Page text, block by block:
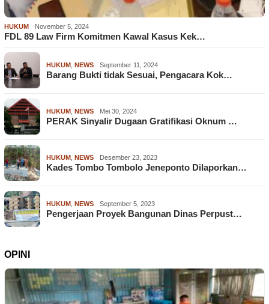
HUKUM November 5, 2024
FDL 89 Law Firm Komitmen Kawal Kasus Kek…
HUKUM NEWS September 11, 2024
Barang Bukti tidak Sesuai, Pengacara Kok…
HUKUM NEWS Mei 30, 2024
PERAK Sinyalir Dugaan Gratifikasi Oknum …
HUKUM NEWS Desember 23, 2023
Kades Tombo Tombolo Jeneponto Dilaporkan…
HUKUM NEWS September 5, 2023
Pengerjaan Proyek Bangunan Dinas Perpust…
OPINI